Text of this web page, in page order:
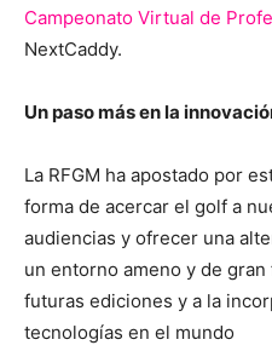
Campeonato Virtual de
NextCaddy.
Un paso más en la
La RFGM ha apostado por
forma de acercar el golf a
audiencias y ofrecer una
un entorno ameno y de
futuras ediciones y a la
tecnologías en el mundo